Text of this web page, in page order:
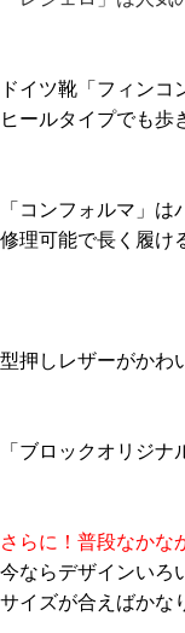
ドイツ靴「フィンコ
ヒールタイプでも歩
「コンフォルマ」
修理可能で長く履け
型押しレザーがかわ
「ブロックオリジ
さらに！普段なかな
今ならデザインいろ
サイズが合えばかな